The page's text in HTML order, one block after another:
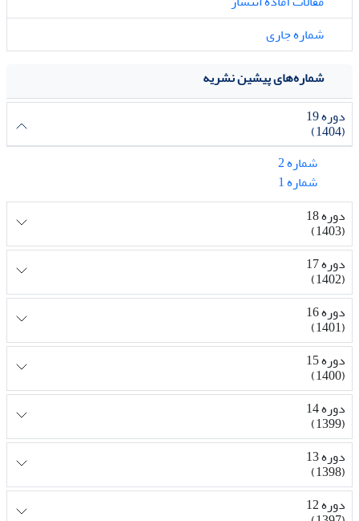
شماره جاری
شماره‌های پیشین نشریه
دوره 19
(1404)
شماره 2
شماره 1
دوره 18
(1403)
دوره 17
(1402)
دوره 16
(1401)
دوره 15
(1400)
دوره 14
(1399)
دوره 13
(1398)
دوره 12